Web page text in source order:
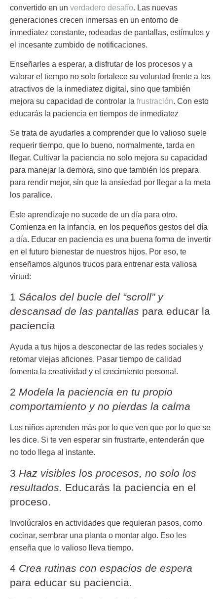
convertido en un verdadero desafío. Las nuevas
generaciones crecen inmersas en un entorno de
inmediatez constante, rodeadas de pantallas, estímulos y
el incesante zumbido de notificaciones.
Enseñarles a esperar, a disfrutar de los procesos y a
valorar el tiempo no solo fortalece su voluntad frente a los
atractivos de la inmediatez digital, sino que también
mejora su capacidad de controlar la frustración. Con esto
educarás la paciencia en tiempos de inmediatez
Se trata de ayudarles a comprender que lo valioso suele
requerir tiempo, que lo bueno, normalmente, tarda en
llegar. Cultivar la paciencia no solo mejora su capacidad
para manejar la demora, sino que también los prepara
para rendir mejor, sin que la ansiedad por llegar a la meta
los paralice.
Este aprendizaje no sucede de un día para otro.
Comienza en la infancia, en los pequeños gestos del día
a día. Educar en paciencia es una buena forma de invertir
en el futuro bienestar de nuestros hijos. Por eso, te
enseñamos algunos trucos para entrenar esta valiosa
virtud:
1 Sácalos del bucle del “scroll” y
descansad de las pantallas para educar la
paciencia
Ayuda a tus hijos a desconectar de las redes sociales y
retomar viejas aficiones. Pasar tiempo de calidad
fomenta la creatividad y el crecimiento personal.
2 Modela la paciencia en tu propio
comportamiento y no pierdas la calma
Los niños aprenden más por lo que ven que por lo que se
les dice. Si te ven esperar sin frustrarte, entenderán que
no todo llega al instante.
3 Haz visibles los procesos, no solo los
resultados. Educarás la paciencia en el
proceso.
Involúcralos en actividades que requieran pasos, como
cocinar, sembrar una planta o montar algo. Eso les
enseña que lo valioso lleva tiempo.
4 Crea rutinas con espacios de espera
para educar su paciencia.